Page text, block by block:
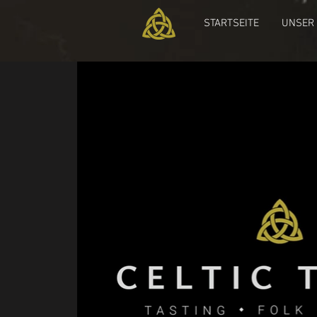
STARTSEITE UNSER